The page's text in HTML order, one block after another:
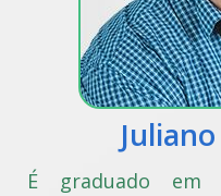
É graduado em